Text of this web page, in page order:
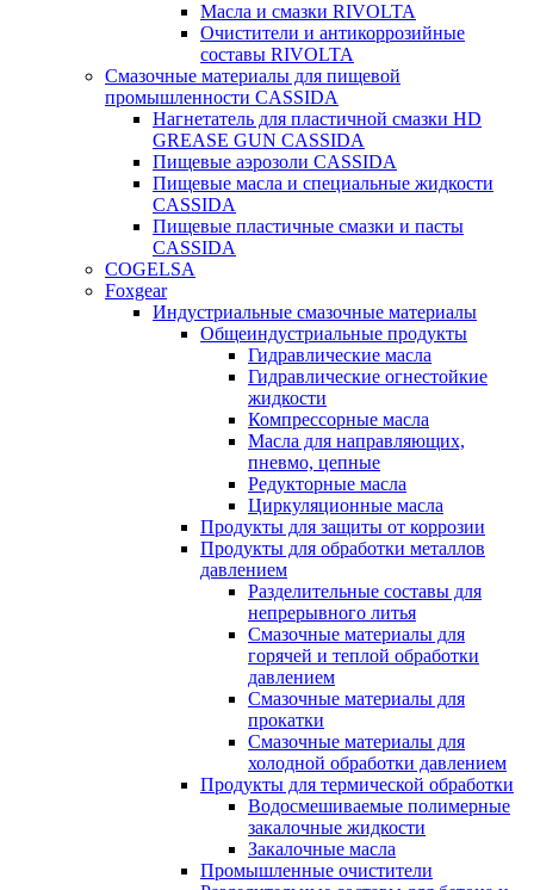
Масла и смазки RIVOLTA
Очистители и антикоррозийные
составы RIVOLTA
Смазочные материалы для пищевой
промышленности CASSIDA
Нагнетатель для пластичной смазки HD
GREASE GUN CASSIDA
Пищевые аэрозоли CASSIDA
Пищевые масла и специальные жидкости
CASSIDA
Пищевые пластичные смазки и пасты
CASSIDA
COGELSA
Foxgear
Индустриальные смазочные материалы
Общеиндустриальные продукты
Гидравлические масла
Гидравлические огнестойкие
жидкости
Компрессорные масла
Масла для направляющих,
пневмо, цепные
Редукторные масла
Циркуляционные масла
Продукты для защиты от коррозии
Продукты для обработки металлов
давлением
Разделительные составы для
непрерывного литья
Смазочные материалы для
горячей и теплой обработки
давлением
Смазочные материалы для
прокатки
Смазочные материалы для
холодной обработки давлением
Продукты для термической обработки
Водосмешиваемые полимерные
закалочные жидкости
Закалочные масла
Промышленные очистители